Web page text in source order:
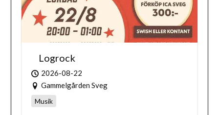
Logrock
2026-08-22
Gammelgården Sveg
Musik